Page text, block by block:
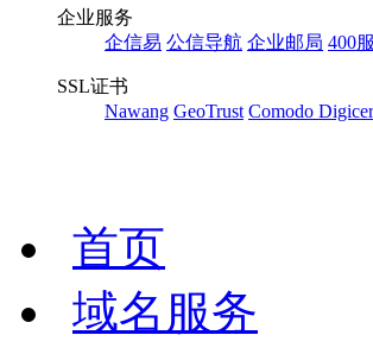
企业服务
企信易 公信导航 企业邮局 400
SSL证书
Nawang GeoTrust Comodo
首页
域名服务